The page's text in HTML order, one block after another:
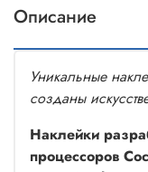
Описание
Уникальные
созданы
Наклейки
процессоров